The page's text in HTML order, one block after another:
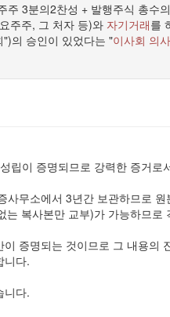
주 3분의2찬성 + 발행주식 총수
주주, 그 처자 등)와 자기거래를
의 승인이 있었다는 "이사회 의
립이 증명되므로 강력한 증거로
사무소에서 3년간 보관하므로
는 복사본만 교부)가 가능하므로
증명되는 것이므로 그 내용의
니다.
니다.